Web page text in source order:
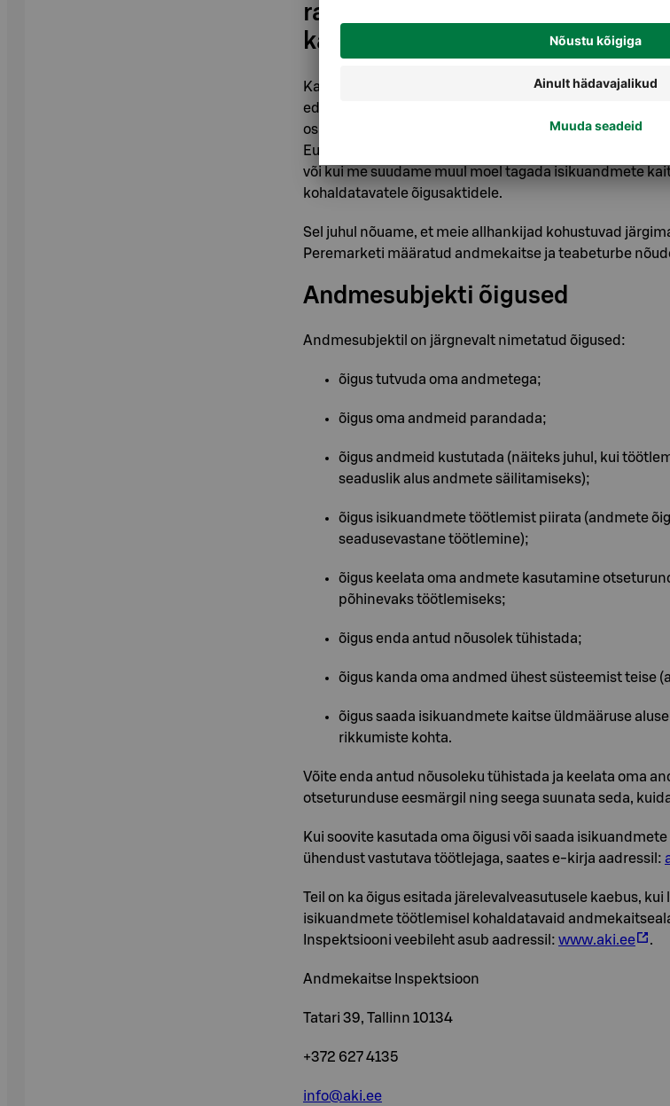
rahvusvahelisele
kaitsemeetmed
Kasutame isikuandmete töötlemisel allhankijaid,
edastada väljapoole Euroopa Liitu (EL) või Euroopa
osutamise, tehnilise haldamise ja toe eesmärgil. Võime
Euroopa Komisjon on otsustanud, et sihtriigi või
või kui me suudame muul moel tagada isikuandmete
kohaldatavatele õigusaktidele.
Sel juhul nõuame, et meie allhankijad kohustuvad
Peremarketi määratud andmekaitse ja teabeturbe
Andmesubjekti õigused
Andmesubjektil on järgnevalt nimetatud õigused:
õigus tutvuda oma andmetega;
õigus oma andmeid parandada;
õigus andmeid kustutada (näiteks juhul, kui
seaduslik alus andmete säilitamiseks);
õigus isikuandmete töötlemist piirata (andmete
seadusevastane töötlemine);
õigus keelata oma andmete kasutamine
põhinevaks töötlemiseks;
õigus enda antud nõusolek tühistada;
õigus kanda oma andmed ühest süsteemist teise
õigus saada isikuandmete kaitse üldmääruse
rikkumiste kohta.
Võite enda antud nõusoleku tühistada ja keelata oma
otseturunduse eesmärgil ning seega suunata seda,
Kui soovite kasutada oma õigusi või saada
ühendust vastutava töötlejaga, saates e-kirja aadressil:
Teil on ka õigus esitada järelevalveasutusele kaebus,
isikuandmete töötlemisel kohaldatavaid
Inspektsiooni veebileht asub aadressil: www.aki.ee .
Andmekaitse Inspektsioon
Tatari 39, Tallinn 10134
+372 627 4135
info@aki.ee